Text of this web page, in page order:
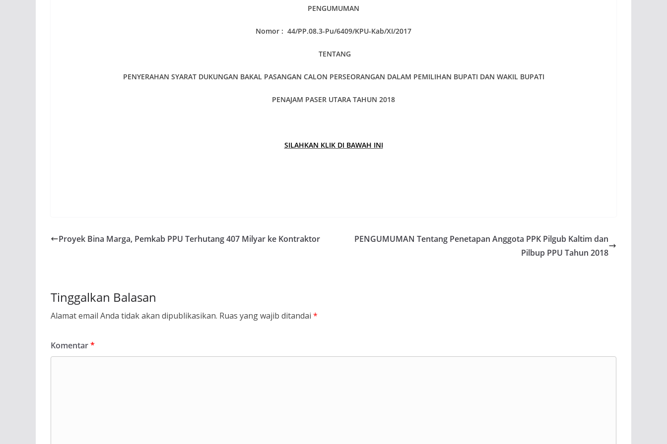
PENGUMUMAN
Nomor : 44/PP.08.3-Pu/6409/KPU-Kab/XI/2017
TENTANG
PENYERAHAN SYARAT DUKUNGAN BAKAL PASANGAN CALON PERSEORANGAN DALAM PEMILIHAN BUPATI DAN WAKIL BUPATI
PENAJAM PASER UTARA TAHUN 2018
SILAHKAN KLIK DI BAWAH INI
Proyek Bina Marga, Pemkab PPU Terhutang 407 Milyar ke Kontraktor
PENGUMUMAN Tentang Penetapan Anggota PPK Pilgub Kaltim dan
Pilbup PPU Tahun 2018
Tinggalkan Balasan
Alamat email Anda tidak akan dipublikasikan. Ruas yang wajib ditandai *
Komentar*